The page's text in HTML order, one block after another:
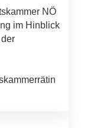
NÖ
im Hinblick